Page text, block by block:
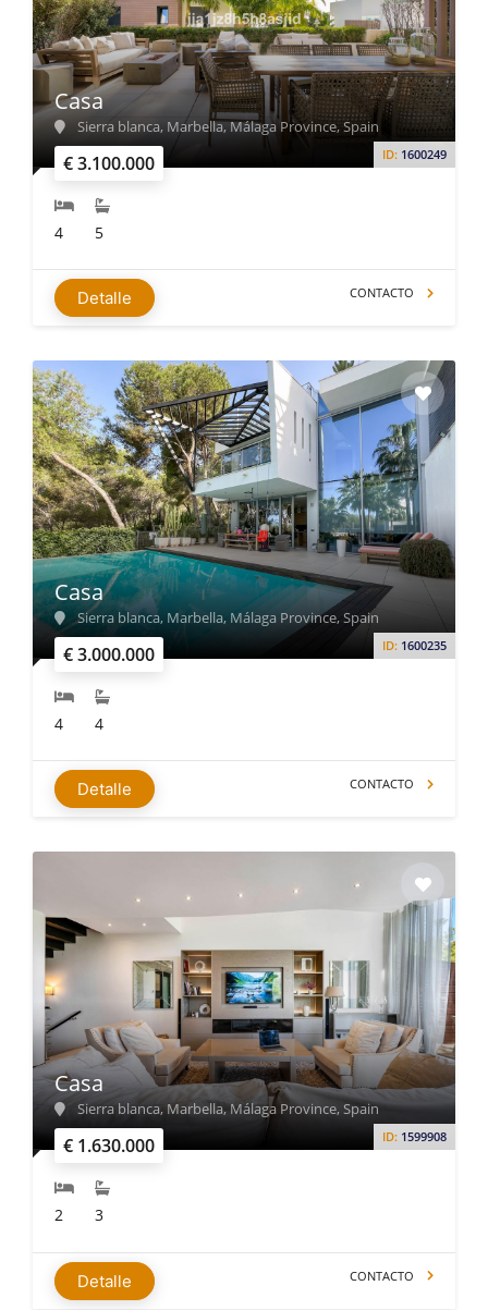
€ 3.100.000 ID: 1600249
Casa
Sierra blanca, Marbella, Málaga Province, Spain
4 5
Detalle CONTACTO
€ 3.000.000 ID: 1600235
Casa
Sierra blanca, Marbella, Málaga Province, Spain
4 4
Detalle CONTACTO
€ 1.630.000 ID: 1599908
Casa
Sierra blanca, Marbella, Málaga Province, Spain
2 3
Detalle CONTACTO